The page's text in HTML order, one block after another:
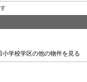
学校学区の他の物件を見る